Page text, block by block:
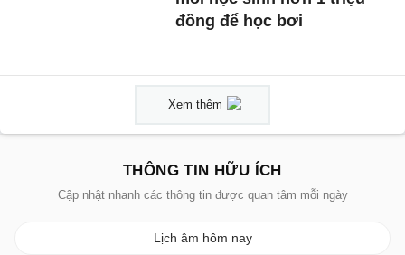
đồng để học bơi
Xem thêm
THÔNG TIN HỮU ÍCH
Cập nhật nhanh các thông tin được quan tâm mỗi ngày
Lịch âm hôm nay